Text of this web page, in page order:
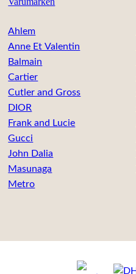
Ahlem
Anne Et Valentin
Balmain
Cartier
Cutler and Gross
DIOR
Frank and Lucie
Gucci
John Dalia
Masunaga
Metro